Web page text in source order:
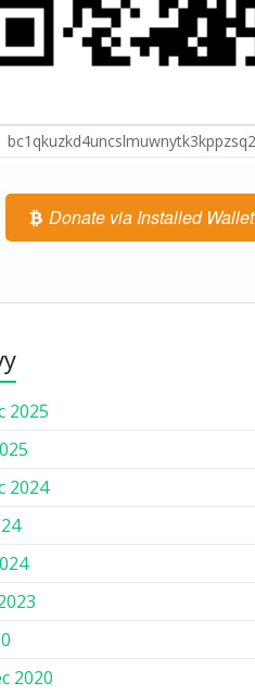
Donate via Installed Wallet
2025
2024
2020